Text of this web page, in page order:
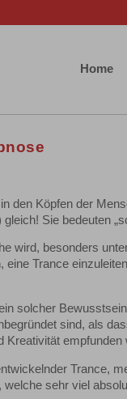
Home
den Köpfen der
Sie bedeuten
wird, besonders
eine Trance
solcher
sind, als
Kreativität empfunden
Trance,
sehr viel